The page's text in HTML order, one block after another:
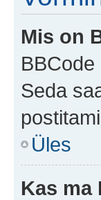
Mis on
Seda
Üles
Kas ma